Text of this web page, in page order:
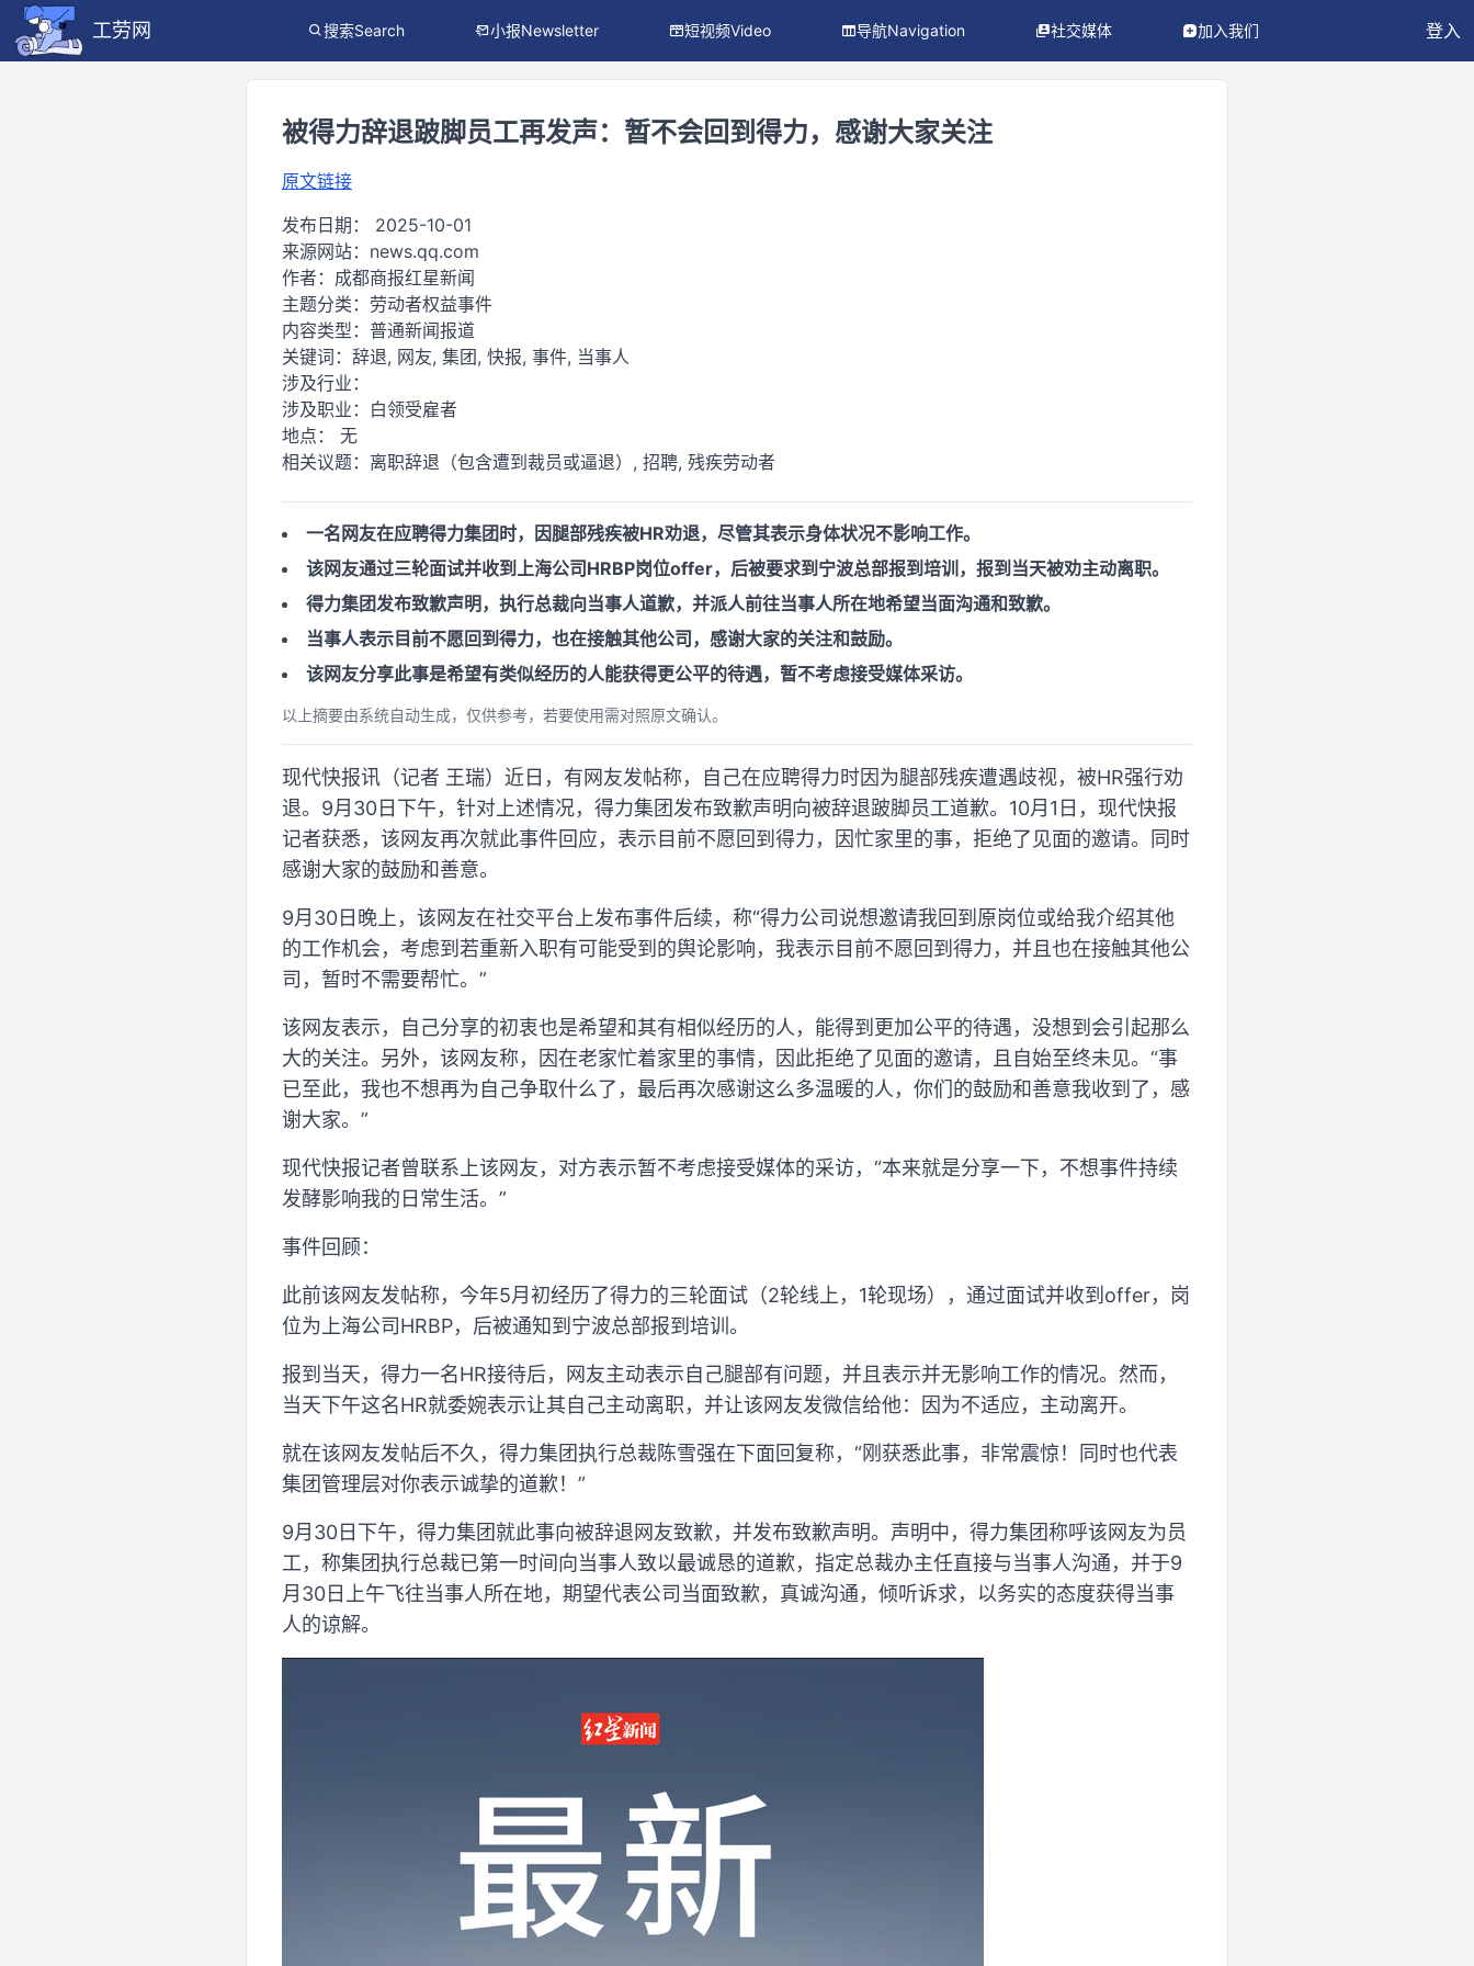
工劳网 搜索Search 小报Newsletter 短视频Video 导航Navigation 社交媒体 加入我们 登入
被得力辞退跛脚员工再发声：暂不会回到得力，感谢大家关注
原文链接
发布日期： 2025-10-01
来源网站： news.qq.com
作者： 成都商报红星新闻
主题分类： 劳动者权益事件
内容类型： 普通新闻报道
关键词： 辞退, 网友, 集团, 快报, 事件, 当事人
涉及行业：
涉及职业： 白领受雇者
地点： 无
相关议题： 离职辞退（包含遭到裁员或逼退）, 招聘, 残疾劳动者
一名网友在应聘得力集团时，因腿部残疾被HR劝退，尽管其表示身体状况不影响工作。
该网友通过三轮面试并收到上海公司HRBP岗位offer，后被要求到宁波总部报到培训，报到当天被劝主动离职。
得力集团发布致歉声明，执行总裁向当事人道歉，并派人前往当事人所在地希望当面沟通和致歉。
当事人表示目前不愿回到得力，也在接触其他公司，感谢大家的关注和鼓励。
该网友分享此事是希望有类似经历的人能获得更公平的待遇，暂不考虑接受媒体采访。
以上摘要由系统自动生成，仅供参考，若要使用需对照原文确认。
现代快报讯（记者 王瑞）近日，有网友发帖称，自己在应聘得力时因为腿部残疾遭遇歧视，被HR强行劝
退。9月30日下午，针对上述情况，得力集团发布致歉声明向被辞退跛脚员工道歉。10月1日，现代快报
记者获悉，该网友再次就此事件回应，表示目前不愿回到得力，因忙家里的事，拒绝了见面的邀请。同时
感谢大家的鼓励和善意。
9月30日晚上，该网友在社交平台上发布事件后续，称“得力公司说想邀请我回到原岗位或给我介绍其他
的工作机会，考虑到若重新入职有可能受到的舆论影响，我表示目前不愿回到得力，并且也在接触其他公
司，暂时不需要帮忙。”
该网友表示，自己分享的初衷也是希望和其有相似经历的人，能得到更加公平的待遇，没想到会引起那么
大的关注。另外，该网友称，因在老家忙着家里的事情，因此拒绝了见面的邀请，且自始至终未见。“事
已至此，我也不想再为自己争取什么了，最后再次感谢这么多温暖的人，你们的鼓励和善意我收到了，感
谢大家。”
现代快报记者曾联系上该网友，对方表示暂不考虑接受媒体的采访，“本来就是分享一下，不想事件持续
发酵影响我的日常生活。”
事件回顾：
此前该网友发帖称，今年5月初经历了得力的三轮面试（2轮线上，1轮现场），通过面试并收到offer，岗
位为上海公司HRBP，后被通知到宁波总部报到培训。
报到当天，得力一名HR接待后，网友主动表示自己腿部有问题，并且表示并无影响工作的情况。然而，
当天下午这名HR就委婉表示让其自己主动离职，并让该网友发微信给他：因为不适应，主动离开。
就在该网友发帖后不久，得力集团执行总裁陈雪强在下面回复称，“刚获悉此事，非常震惊！同时也代表
集团管理层对你表示诚挚的道歉！”
9月30日下午，得力集团就此事向被辞退网友致歉，并发布致歉声明。声明中，得力集团称呼该网友为员
工，称集团执行总裁已第一时间向当事人致以最诚恳的道歉，指定总裁办主任直接与当事人沟通，并于9
月30日上午飞往当事人所在地，期望代表公司当面致歉，真诚沟通，倾听诉求，以务实的态度获得当事
人的谅解。